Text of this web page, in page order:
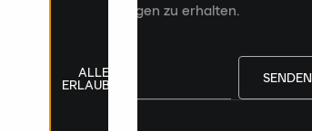
Produktempfehlungen zu erhalten.
SENDEN
ALLE
ERLAUBEN